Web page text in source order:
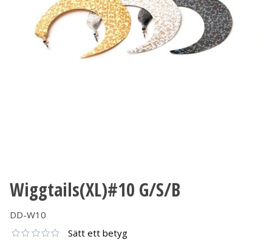
Wiggtails(XL)#10 G/S/B
DD-W10
Sätt ett betyg